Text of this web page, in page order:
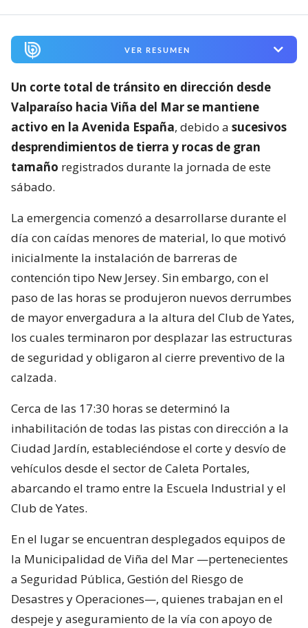
VER RESUMEN
Un corte total de tránsito en dirección desde
Valparaíso hacia Viña del Mar se mantiene
activo en la Avenida España, debido a sucesivos
desprendimientos de tierra y rocas de gran
tamaño registrados durante la jornada de este
sábado.
La emergencia comenzó a desarrollarse durante el
día con caídas menores de material, lo que motivó
inicialmente la instalación de barreras de
contención tipo New Jersey. Sin embargo, con el
paso de las horas se produjeron nuevos derrumbes
de mayor envergadura a la altura del Club de Yates,
los cuales terminaron por desplazar las estructuras
de seguridad y obligaron al cierre preventivo de la
calzada.
Cerca de las 17:30 horas se determinó la
inhabilitación de todas las pistas con dirección a la
Ciudad Jardín, estableciéndose el corte y desvío de
vehículos desde el sector de Caleta Portales,
abarcando el tramo entre la Escuela Industrial y el
Club de Yates.
En el lugar se encuentran desplegados equipos de
la Municipalidad de Viña del Mar —pertenecientes
a Seguridad Pública, Gestión del Riesgo de
Desastres y Operaciones—, quienes trabajan en el
despeje y aseguramiento de la vía con apoyo de